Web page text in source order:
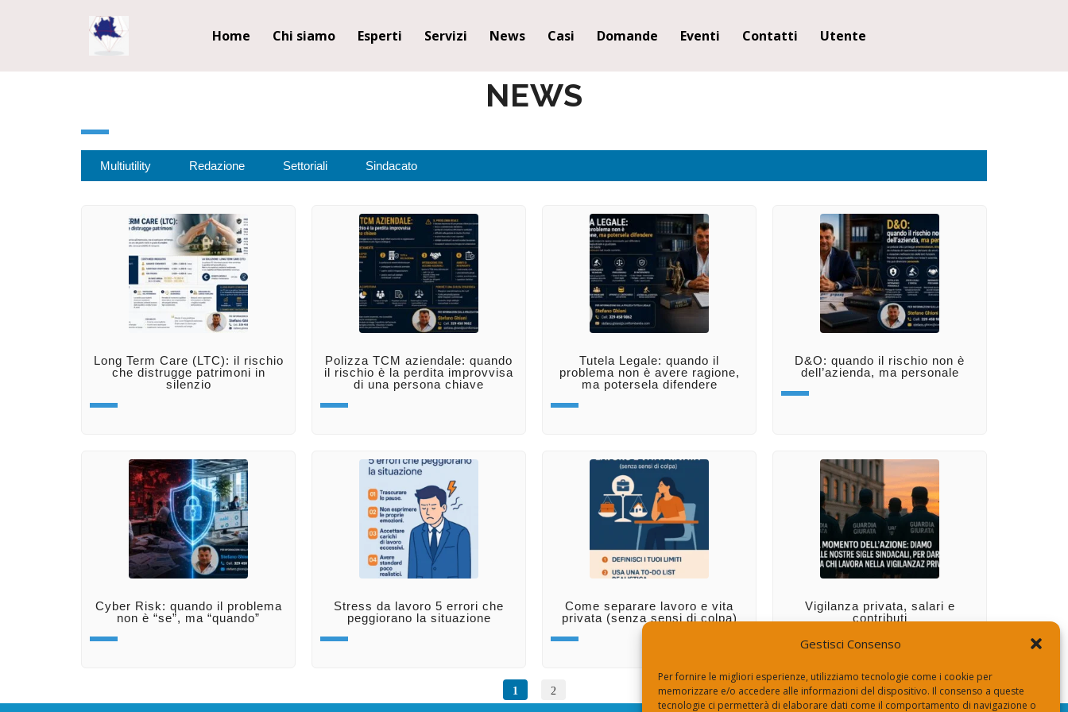
Gestisci Consenso
Per fornire le migliori esperienze, utilizziamo tecnologie come i cookie per
memorizzare e/o accedere alle informazioni del dispositivo. Il consenso a queste
tecnologie ci permetterà di elaborare dati come il comportamento di navigazione o
Home Chi siamo Esperti Servizi News Casi Domande Eventi Contatti Utente
NEWS
Multiutility Redazione Settoriali Sindacato
Long Term Care (LTC): il rischio
che distrugge patrimoni in
silenzio
Polizza TCM aziendale: quando
il rischio è la perdita improvvisa
di una persona chiave
Tutela Legale: quando il
problema non è avere ragione,
ma potersela difendere
D&O: quando il rischio non è
dell’azienda, ma personale
Cyber Risk: quando il problema
non è “se”, ma “quando”
Stress da lavoro 5 errori che
peggiorano la situazione
Come separare lavoro e vita
privata (senza sensi di colpa)
Vigilanza privata, salari e
contributi
1 2